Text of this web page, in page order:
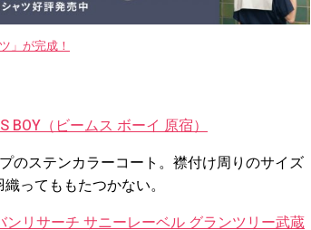
」が完成！
（ビームス ボーイ 原宿）
のステンカラーコート。襟付け周りのサイズ
ってももたつかない。
リサーチ サニーレーベル グランツリー武蔵